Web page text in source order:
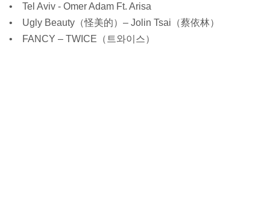
• Tel Aviv - Omer Adam Ft. Arisa
• Ugly Beauty（怪美的）– Jolin Tsai（蔡依林）
• FANCY – TWICE（트와이스）